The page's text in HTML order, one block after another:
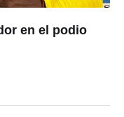
en el podio